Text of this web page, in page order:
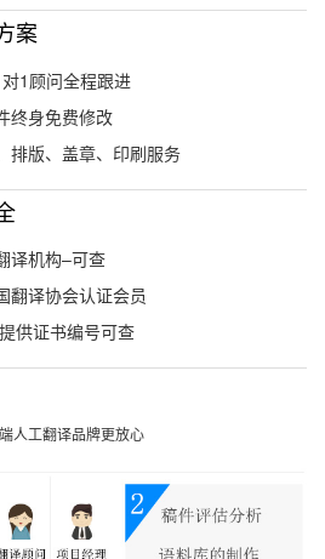
案
1顾问全程跟进
终身免费修改
排版、盖章、印刷服务
译机构–可查
翻译协会认证会员
供证书编号可查
人工翻译品牌更放心